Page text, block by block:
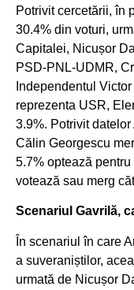
Potrivit cercetării, în
30.4% din voturi,
Capitalei, Nicușor
PSD-PNL-UDMR,
Independentul
reprezenta USR,
3.9%. Potrivit
Călin Georgescu
5.7% optează
votează sau merg
Scenariul Gavrilă,
În scenariul în care
a suveraniștilor,
urmată de Nicușor